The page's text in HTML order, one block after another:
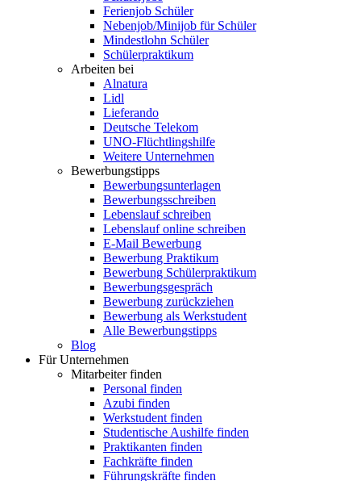
Ferienjob Schüler
Nebenjob/Minijob für Schüler
Mindestlohn Schüler
Schülerpraktikum
Arbeiten bei
Alnatura
Lidl
Lieferando
Deutsche Telekom
UNO-Flüchtlingshilfe
Weitere Unternehmen
Bewerbungstipps
Bewerbungsunterlagen
Bewerbungsschreiben
Lebenslauf schreiben
Lebenslauf online schreiben
E-Mail Bewerbung
Bewerbung Praktikum
Bewerbung Schülerpraktikum
Bewerbungsgespräch
Bewerbung zurückziehen
Bewerbung als Werkstudent
Alle Bewerbungstipps
Blog
Für Unternehmen
Mitarbeiter finden
Personal finden
Azubi finden
Werkstudent finden
Studentische Aushilfe finden
Praktikanten finden
Fachkräfte finden
Führungskräfte finden